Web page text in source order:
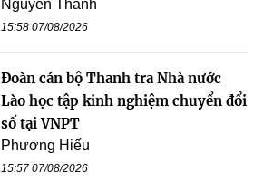
Nguyễn Thanh
15:58 07/08/2026
Đoàn cán bộ Thanh tra Nhà nước
Lào học tập kinh nghiệm chuyển đổi
số tại VNPT
Phương Hiếu
15:57 07/08/2026